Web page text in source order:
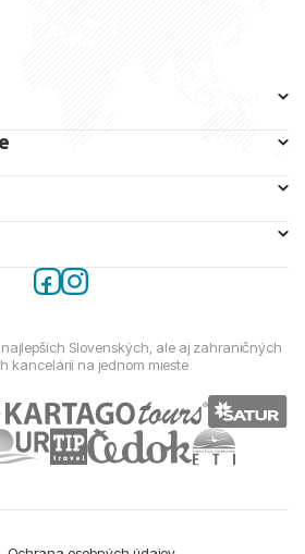
Slovenských, ale aj zahraničných
kancelárií na jednom mieste